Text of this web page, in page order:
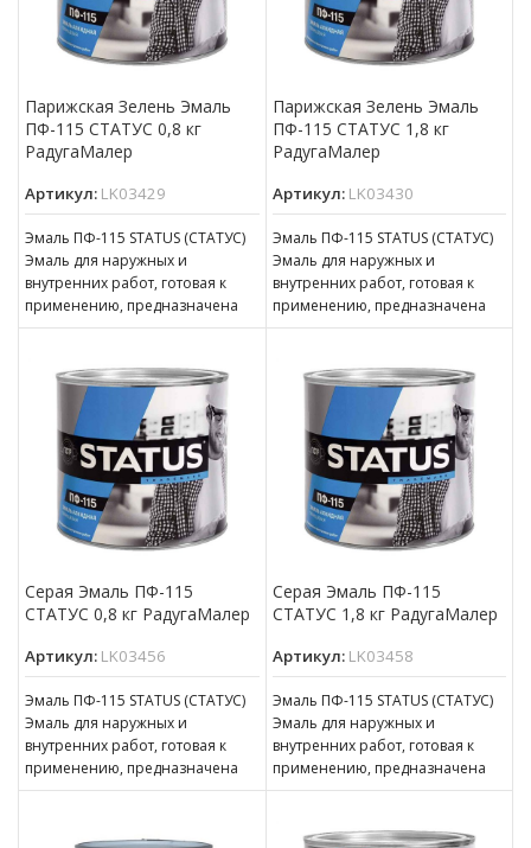
Парижская Зелень Эмаль
ПФ-115 СТАТУС 0,8 кг
РадугаМалер
Артикул: LK03429
Эмаль ПФ-115 STATUS (СТАТУС)
Эмаль для наружных и
внутренних работ, готовая к
применению, предназначена
для покрытия металлических,
оштукатуренных
Парижская Зелень Эмаль
ПФ-115 СТАТУС 1,8 кг
РадугаМалер
Артикул: LK03430
Эмаль ПФ-115 STATUS (СТАТУС)
Эмаль для наружных и
внутренних работ, готовая к
применению, предназначена
для покрытия металлических,
оштукатуренных
Серая Эмаль ПФ-115
СТАТУС 0,8 кг РадугаМалер
Артикул: LK03456
Эмаль ПФ-115 STATUS (СТАТУС)
Эмаль для наружных и
внутренних работ, готовая к
применению, предназначена
для покрытия металлических,
оштукатуренных
Серая Эмаль ПФ-115
СТАТУС 1,8 кг РадугаМалер
Артикул: LK03458
Эмаль ПФ-115 STATUS (СТАТУС)
Эмаль для наружных и
внутренних работ, готовая к
применению, предназначена
для покрытия металлических,
оштукатуренных